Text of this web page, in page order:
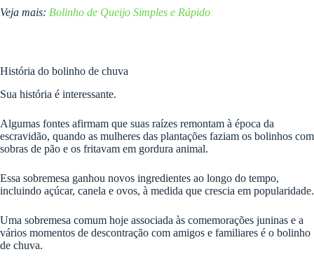
Veja mais: Bolinho de Queijo Simples e Rápido
História do bolinho de chuva
Sua história é interessante.
Algumas fontes afirmam que suas raízes remontam à época da
escravidão, quando as mulheres das plantações faziam os bolinhos com
sobras de pão e os fritavam em gordura animal.
Essa sobremesa ganhou novos ingredientes ao longo do tempo,
incluindo açúcar, canela e ovos, à medida que crescia em popularidade.
Uma sobremesa comum hoje associada às comemorações juninas e a
vários momentos de descontração com amigos e familiares é o bolinho
de chuva.